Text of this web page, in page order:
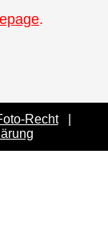
.
Recht|